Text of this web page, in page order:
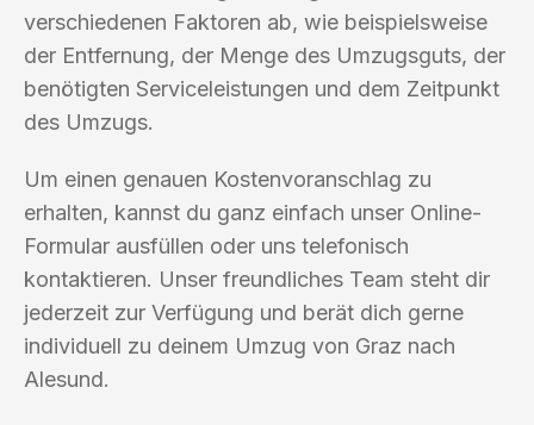
verschiedenen Faktoren ab, wie beispielsweise
der Entfernung, der Menge des Umzugsguts, der
benötigten Serviceleistungen und dem Zeitpunkt
des Umzugs.
Um einen genauen Kostenvoranschlag zu
erhalten, kannst du ganz einfach unser Online-
Formular ausfüllen oder uns telefonisch
kontaktieren. Unser freundliches Team steht dir
jederzeit zur Verfügung und berät dich gerne
individuell zu deinem Umzug von Graz nach
Alesund.